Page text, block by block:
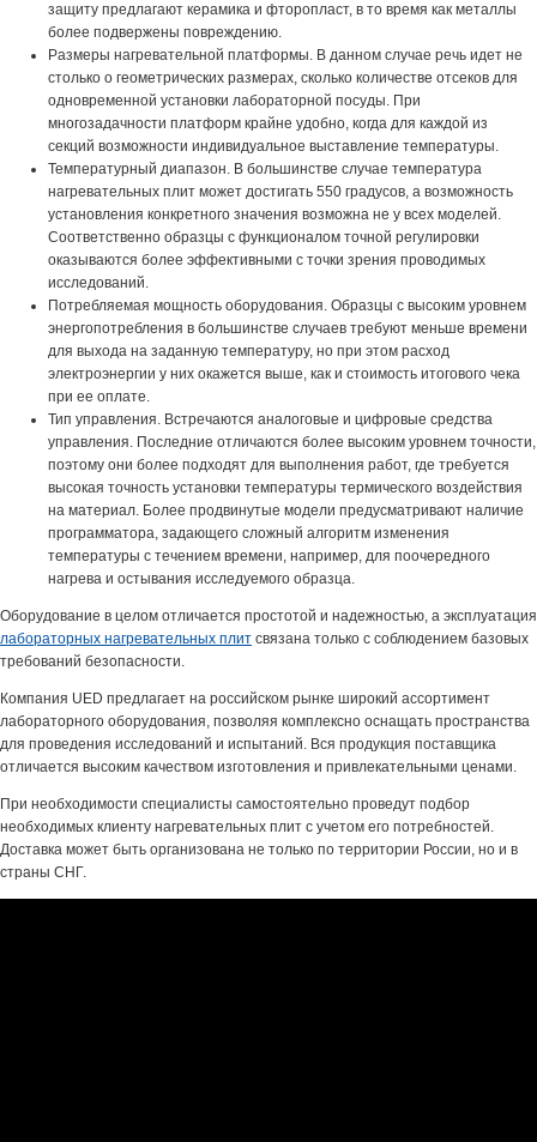
защиту предлагают керамика и фторопласт, в то время как металлы
более подвержены повреждению.
Размеры нагревательной платформы. В данном случае речь идет не
столько о геометрических размерах, сколько количестве отсеков для
одновременной установки лабораторной посуды. При
многозадачности платформ крайне удобно, когда для каждой из
секций возможности индивидуальное выставление температуры.
Температурный диапазон. В большинстве случае температура
нагревательных плит может достигать 550 градусов, а возможность
установления конкретного значения возможна не у всех моделей.
Соответственно образцы с функционалом точной регулировки
оказываются более эффективными с точки зрения проводимых
исследований.
Потребляемая мощность оборудования. Образцы с высоким уровнем
энергопотребления в большинстве случаев требуют меньше времени
для выхода на заданную температуру, но при этом расход
электроэнергии у них окажется выше, как и стоимость итогового чека
при ее оплате.
Тип управления. Встречаются аналоговые и цифровые средства
управления. Последние отличаются более высоким уровнем точности,
поэтому они более подходят для выполнения работ, где требуется
высокая точность установки температуры термического воздействия
на материал. Более продвинутые модели предусматривают наличие
программатора, задающего сложный алгоритм изменения
температуры с течением времени, например, для поочередного
нагрева и остывания исследуемого образца.
Оборудование в целом отличается простотой и надежностью, а эксплуатация
лабораторных нагревательных плит связана только с соблюдением базовых
требований безопасности.
Компания UED предлагает на российском рынке широкий ассортимент
лабораторного оборудования, позволяя комплексно оснащать пространства
для проведения исследований и испытаний. Вся продукция поставщика
отличается высоким качеством изготовления и привлекательными ценами.
При необходимости специалисты самостоятельно проведут подбор
необходимых клиенту нагревательных плит с учетом его потребностей.
Доставка может быть организована не только по территории России, но и в
страны СНГ.